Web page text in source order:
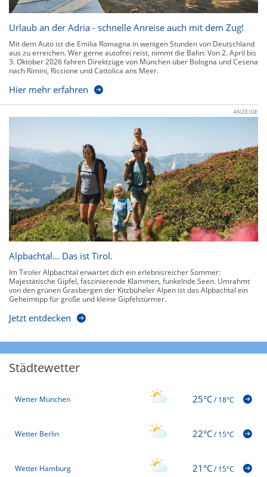
Urlaub an der Adria - schnelle Anreise auch mit dem Zug!
Mit dem Auto ist die Emilia Romagna in wenigen Stunden von Deutschland
aus zu erreichen. Wer gerne autofrei reist, nimmt die Bahn: Von 2. April bis
3. Oktober 2026 fahren Direktzüge von München über Bologna und Cesena
nach Rimini, Riccione und Cattolica ans Meer.
Hier mehr erfahren
ANZEIGE
Alpbachtal… Das ist Tirol.
Im Tiroler Alpbachtal erwartet dich ein erlebnisreicher Sommer:
Majestätische Gipfel, faszinierende Klammen, funkelnde Seen. Umrahmt
von den grünen Grasbergen der Kitzbüheler Alpen ist das Alpbachtal ein
Geheimtipp für große und kleine Gipfelstürmer.
Jetzt entdecken
Städtewetter
Wetter München 25°C/18°C
Wetter Berlin 22°C/15°C
Wetter Hamburg 21°C/15°C